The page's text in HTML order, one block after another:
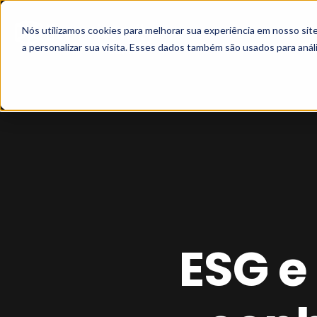
Nós utilizamos cookies para melhorar sua experiência em nosso
a personalizar sua visita. Esses dados também são usados para
ESG